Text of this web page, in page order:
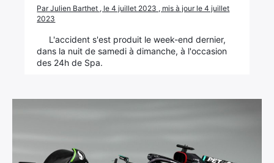
Par Julien Barthet , le 4 juillet 2023 , mis à jour le 4 juillet
2023
L'accident s'est produit le week-end dernier,
dans la nuit de samedi à dimanche, à l'occasion
des 24h de Spa.